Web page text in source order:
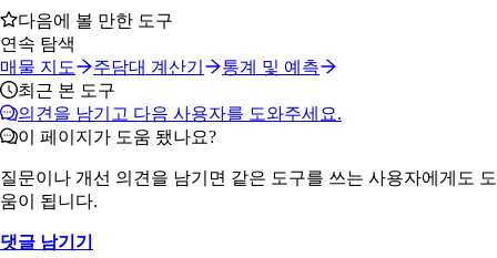
다음에 볼 만한 도구
연속 탐색
매물 지도
주담대 계산기
통계 및 예측
최근 본 도구
의견을 남기고 다음 사용자를 도와주세요.
이 페이지가 도움 됐나요?
질문이나 개선 의견을 남기면 같은 도구를 쓰는 사용자에게도 도
움이 됩니다.
댓글 남기기